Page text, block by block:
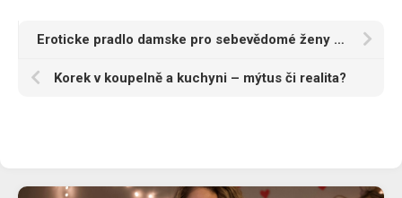
Eroticke pradlo damske pro sebevědomé ženy a výjimečné okamžiky
Korek v koupelně a kuchyni – mýtus či realita?